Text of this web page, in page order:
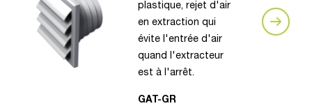
plastique, rejet d'air
en extraction qui
évite l'entrée d'air
quand l'extracteur
est à l'arrêt.
GAT-GR